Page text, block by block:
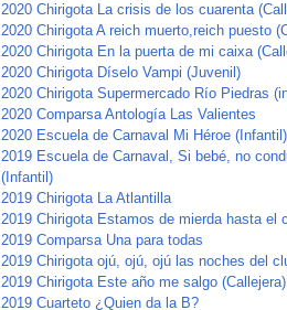
2020 Chirigota La crisis de los cuarenta
2020 Chirigota A reich muerto,reich puesto
2020 Chirigota En la puerta de mi caixa
2020 Chirigota Díselo Vampi (Juvenil)
2020 Chirigota Supermercado Río Piedras
2020 Comparsa Antología Las Valientes
2020 Escuela de Carnaval Mi Héroe (Infantil)
2019 Escuela de Carnaval, Si bebé, no
(Infantil)
2019 Chirigota La Atlantilla
2019 Chirigota Estamos de mierda hasta el
2019 Comparsa Una para todas
2019 Chirigota ojú, ojú, ojú las noches del
2019 Chirigota Este año me salgo (Callejera)
2019 Cuarteto ¿Quien da la B?